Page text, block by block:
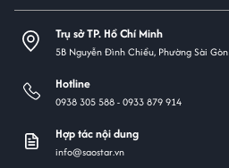
Trụ sở TP. Hồ Chí Minh
5B Nguyễn Đình Chiểu, Phường Sài Gòn
Hotline
0938 305 588 -0933 879 914
Hợp tác nội dung
info@saostar.vn